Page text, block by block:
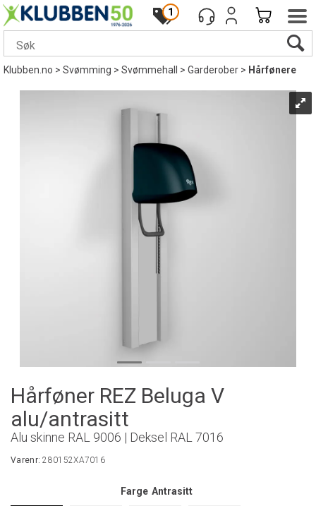
1
Klubben.no>Svømming>Svømmehall >Garderober> Hårfønere
Hårføner REZ Beluga V
alu/antrasitt
Alu skinne RAL 9006 | Deksel RAL 7016
Varenr:280152XA7016
Farge Antrasitt